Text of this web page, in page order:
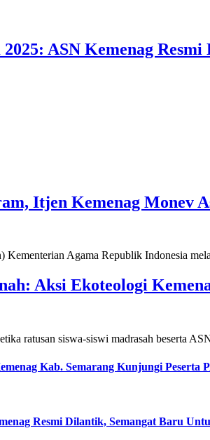
ASN Kemenag
Itjen Kemenag Monev
Kementerian Agama Republik Indonesia
Aksi Ekoteologi
ratusan siswa-siswi madrasah beserta
Kab. Semarang Kunjungi Peserta
Resmi Dilantik, Semangat Baru